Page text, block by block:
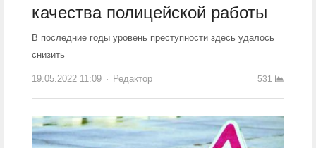
качества полицейской работы
В последние годы уровень преступности здесь удалось
снизить
19.05.2022 11:09 Author
Редактор 531